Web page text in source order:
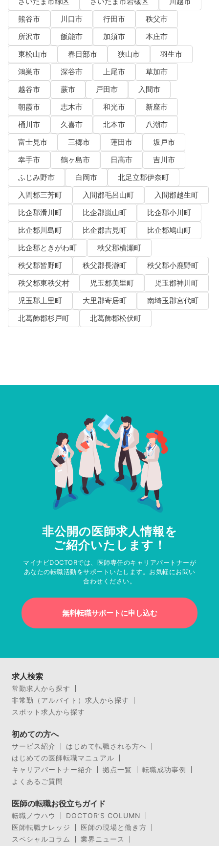
熊谷市
川口市 行田市
秩父市
所沢市
飯能市 加須市
本庄市
東松山市
春日部市 狭山市
羽生市
鴻巣市
深谷市 上尾市
草加市
越谷市
蕨市 戸田市
入間市
朝霞市
志木市 和光市
新座市
桶川市
久喜市 北本市
八潮市
富士見市
三郷市 蓮田市
坂戸市
幸手市
鶴ヶ島市 日高市
吉川市
ふじみ野市
白岡市
北足立郡伊奈町
入間郡三芳町
入間郡毛呂山町
入間郡越生町
比企郡滑川町
比企郡嵐山町
比企郡小川町
比企郡川島町
比企郡吉見町
比企郡鳩山町
比企郡ときがわ町
秩父郡横瀬町
秩父郡皆野町
秩父郡長瀞町
秩父郡小鹿野町
秩父郡東秩父村
児玉郡美里町
児玉郡神川町
児玉郡上里町
大里郡寄居町
南埼玉郡宮代町
北葛飾郡杉戸町
北葛飾郡松伏町
非公開の医師求人情報を
ご紹介いたします！
マイナビDOCTORでは、医師専任のキャリアパートナーが
あなたの転職活動をサポートいたします。お気軽にお問い
合わせください。
無料転職サポートに申し込む
求人検索
常勤求人から探す
非常勤（アルバイト）求人から探す
スポット求人から探す
初めての方へ
サービス紹介
はじめて転職される方へ
はじめての医師転職マニュアル
キャリアパートナー紹介
拠点一覧
転職成功事例
よくあるご質問
医師の転職お役立ちガイド
転職ノウハウ
DOCTOR’S COLUMN
医師転職ナレッジ
医師の現場と働き方
スペシャルコラム
業界ニュース